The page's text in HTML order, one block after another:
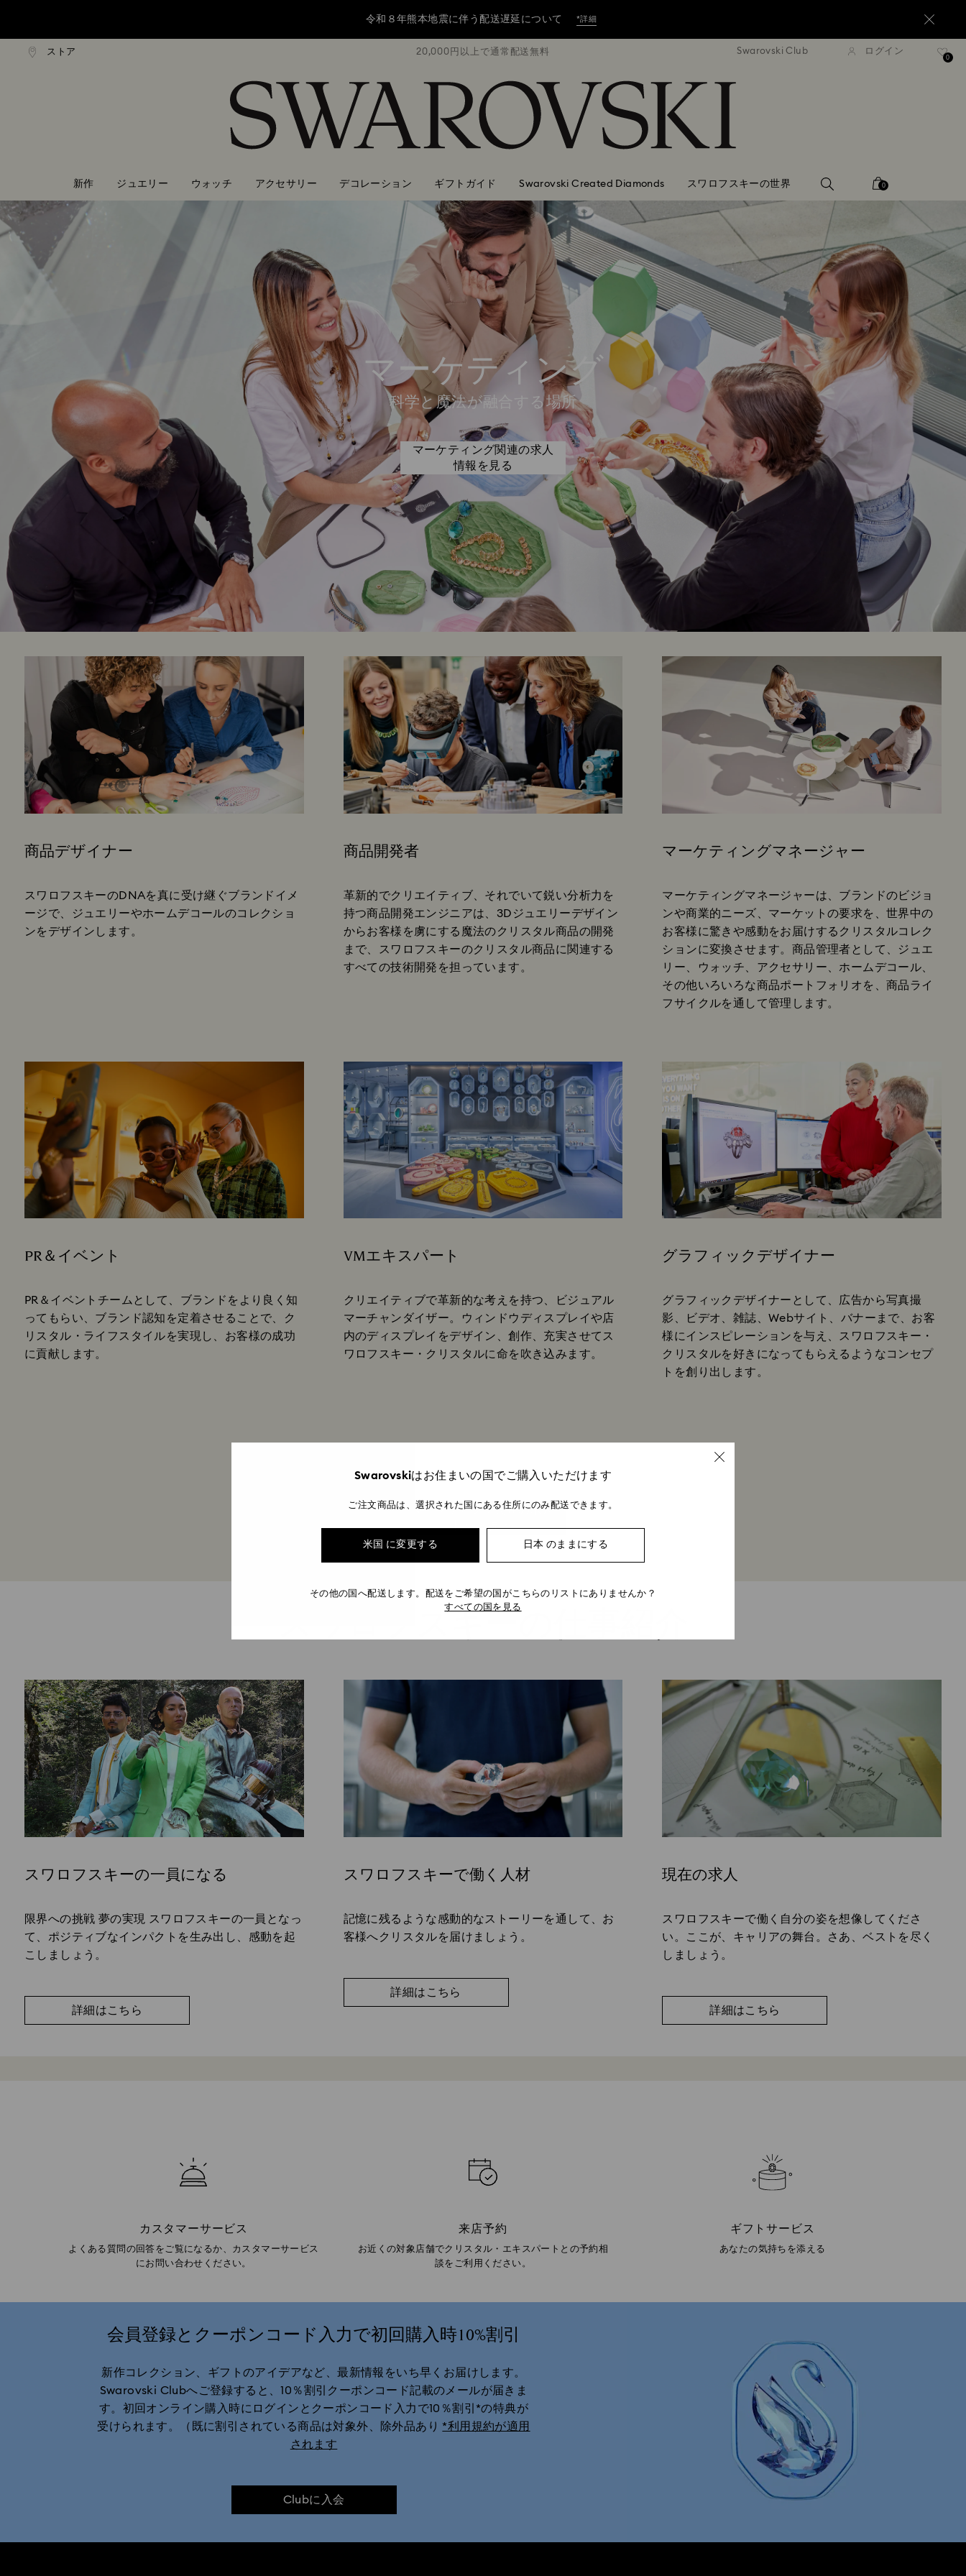
令和８年熊本地震に伴う配送遅延について *詳細
令和８年熊本地震に伴う配送遅延について
令和８年熊本地震に伴う配送遅延について *詳細
Accesskeys list
ストア
円以上で通常配送無料 20,000円以上で通常配送無料 20,000円以上で通常配送無料 20,000円以上で通常配送
Swarovski Club ログイン
0
新作 ジュエリー ウォッチ アクセサリー デコレーション ギフトガイド Swarovski Created Diamonds スワロフスキーの世界 0
マーケティング
科学と魔法が融合する場所
マーケティング関連の求人
情報を見る
商品デザイナー
スワロフスキーのDNAを真に受け継ぐブランドイメ
ージで、ジュエリーやホームデコールのコレクショ
ンをデザインします。
商品開発者
革新的でクリエイティブ、それでいて鋭い分析力を
持つ商品開発エンジニアは、3Dジュエリーデザイン
からお客様を虜にする魔法のクリスタル商品の開発
まで、スワロフスキーのクリスタル商品に関連する
すべての技術開発を担っています。
マーケティングマネージャー
マーケティングマネージャーは、ブランドのビジョ
ンや商業的ニーズ、マーケットの要求を、世界中の
お客様に驚きや感動をお届けするクリスタルコレク
ションに変換させます。商品管理者として、ジュエ
リー、ウォッチ、アクセサリー、ホームデコール、
その他いろいろな商品ポートフォリオを、商品ライ
フサイクルを通して管理します。
PR＆イベント
PR＆イベントチームとして、ブランドをより良く知
ってもらい、ブランド認知を定着させることで、ク
リスタル・ライフスタイルを実現し、お客様の成功
に貢献します。
VMエキスパート
クリエイティブで革新的な考えを持つ、ビジュアル
マーチャンダイザー。ウィンドウディスプレイや店
内のディスプレイをデザイン、創作、充実させてス
ワロフスキー・クリスタルに命を吹き込みます。
グラフィックデザイナー
グラフィックデザイナーとして、広告から写真撮
影、ビデオ、雑誌、Webサイト、バナーまで、お客
様にインスピレーションを与え、スワロフスキー・
クリスタルを好きになってもらえるようなコンセプ
トを創り出します。
マーケティング関連の求人
情報を見る
スワロフスキーの仕事紹介
スワロフスキーの一員になる
限界への挑戦 夢の実現 スワロフスキーの一員となっ
て、ポジティブなインパクトを生み出し、感動を起
こしましょう。
詳細はこちら
スワロフスキーで働く人材
記憶に残るような感動的なストーリーを通して、お
客様へクリスタルを届けましょう。
詳細はこちら
現在の求人
スワロフスキーで働く自分の姿を想像してくださ
い。ここが、キャリアの舞台。さあ、ベストを尽く
しましょう。
詳細はこちら
カスタマーサービス
よくある質問の回答をご覧になるか、カスタマーサービス
にお問い合わせください。
来店予約
お近くの対象店舗でクリスタル・エキスパートとの予約相
談をご利用ください。
ギフトサービス
あなたの気持ちを添える
会員登録とクーポンコード入力で初回購入時10%割引
新作コレクション、ギフトのアイデアなど、最新情報をいち早くお届けします。
Swarovski Clubへご登録すると、10％割引クーポンコード記載のメールが届きま
す。初回オンライン購入時にログインとクーポンコード入力で10％割引*の特典が
受けられます。（既に割引されている商品は対象外、除外品あり *利用規約が適用
されます
Clubに入会
Swarovskiはお住まいの国でご購入いただけます
ご注文商品は、選択された国にある住所にのみ配送できます。
米国 に変更する 日本 のままにする
その他の国へ配送します。配送をご希望の国がこちらのリストにありませんか？
すべての国を見る